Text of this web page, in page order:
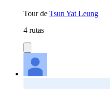
Tour de Tsun Yat Leung
4 rutas